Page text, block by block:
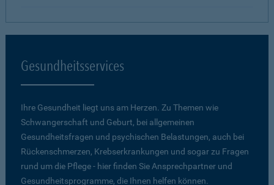
Gesundheitsservices
Ihre Gesundheit liegt uns am Herzen. Zu Themen wie
Schwangerschaft und Geburt, bei allgemeinen
Gesundheitsfragen und psychischen Belastungen, auch bei
Rückenschmerzen, Krebserkrankungen und sogar zu Fragen
rund um die Pflege - hier finden Sie Ansprechpartner und
Gesundheitsprogramme, die Ihnen helfen können.